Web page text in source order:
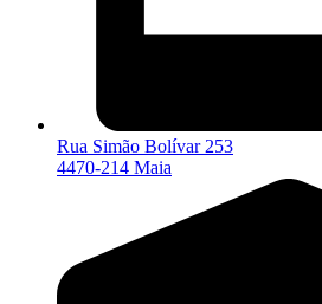
Rua Simão Bolívar 253
4470-214 Maia